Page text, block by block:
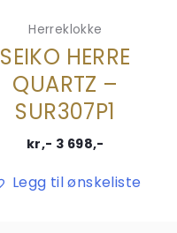
Herreklokke
SEIKO HERRE
QUARTZ –
SUR307P1
kr,- 3 698,-
Legg til ønskeliste